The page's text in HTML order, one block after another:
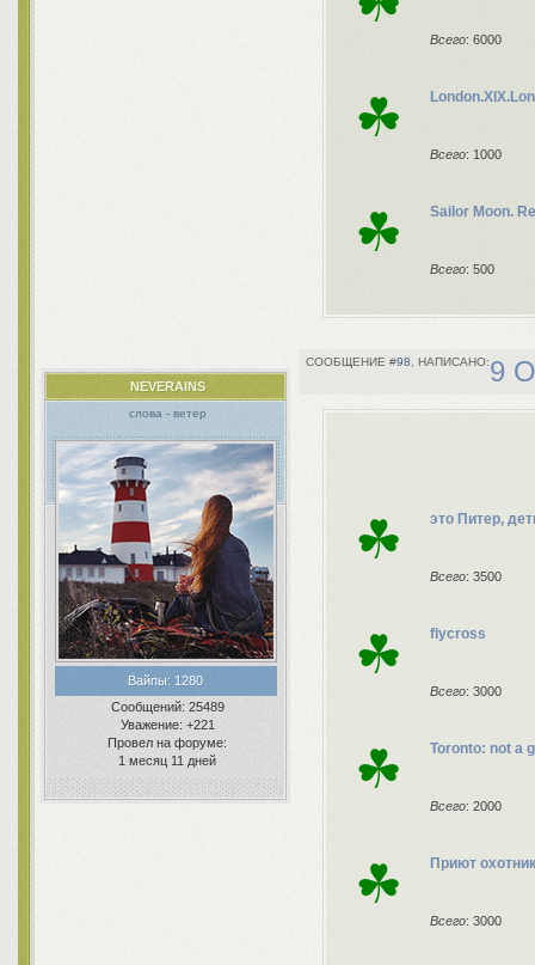
Всего: 6000
☘
Всего: 1000
☘ Sailor Moon.
Всего: 500
98 9
NEVERAINS
слова - ветер
Вайпы: 1280
Сообщений: 25489
Уважение: +221
Провел на форуме:
1 месяц 11 дней
☘ это Питер,
Всего: 3500
☘ flycross
Всего: 3000
☘ Toronto: not a
Всего: 2000
☘ Приют
Всего: 3000